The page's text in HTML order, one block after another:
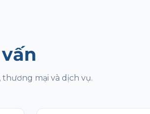
mại và dịch vụ.